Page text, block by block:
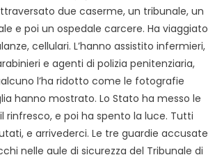
due caserme, un tribunale, un
e poi un ospedale carcere. Ha viaggiato
cellulari. L’hanno assistito infermieri,
e agenti di polizia penitenziaria,
l’ha ridotto come le fotografie
hanno mostrato. Lo Stato ha messo le
rinfresco, e poi ha spento la luce. Tutti
e arrivederci. Le tre guardie accusate
nelle aule di sicurezza del Tribunale di